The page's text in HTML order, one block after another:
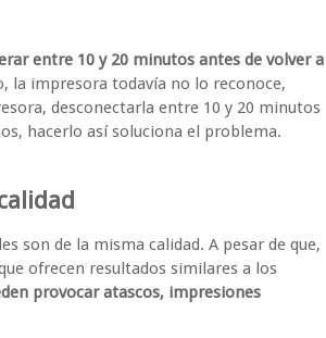
entre 10 y 20 minutos antes de volver a
la impresora todavía no lo reconoce,
desconectarla entre 10 y 20 minutos
hacerlo así soluciona el problema.
son de la misma calidad. A pesar de que,
ofrecen resultados similares a los
provocar atascos, impresiones